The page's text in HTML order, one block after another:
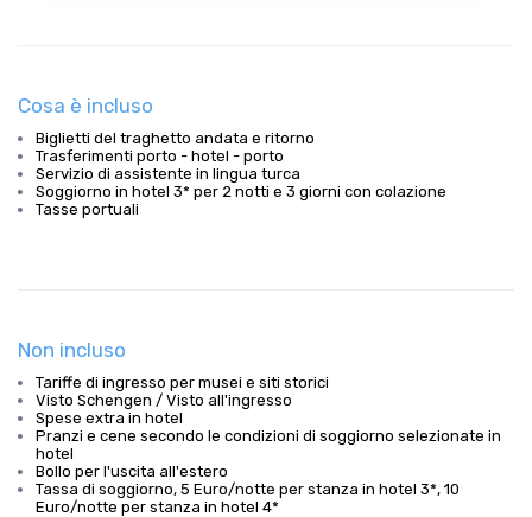
Cosa è incluso
Biglietti del traghetto andata e ritorno
Trasferimenti porto - hotel - porto
Servizio di assistente in lingua turca
Soggiorno in hotel 3* per 2 notti e 3 giorni con colazione
Tasse portuali
Non incluso
Tariffe di ingresso per musei e siti storici
Visto Schengen / Visto all'ingresso
Spese extra in hotel
Pranzi e cene secondo le condizioni di soggiorno selezionate in
hotel
Bollo per l'uscita all'estero
Tassa di soggiorno, 5 Euro/notte per stanza in hotel 3*, 10
Euro/notte per stanza in hotel 4*